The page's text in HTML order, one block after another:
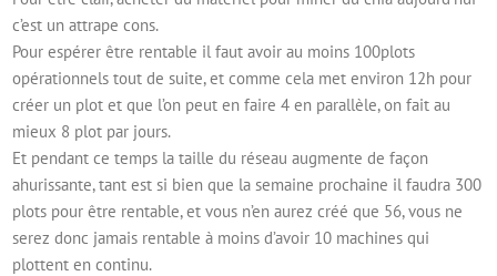
c’est un attrape cons.
Pour espérer être rentable il faut avoir au moins 100plots
opérationnels tout de suite, et comme cela met environ 12h pour
créer un plot et que l’on peut en faire 4 en parallèle, on fait au
mieux 8 plot par jours.
Et pendant ce temps la taille du réseau augmente de façon
ahurissante, tant est si bien que la semaine prochaine il faudra 300
plots pour être rentable, et vous n’en aurez créé que 56, vous ne
serez donc jamais rentable à moins d’avoir 10 machines qui
plottent en continu.